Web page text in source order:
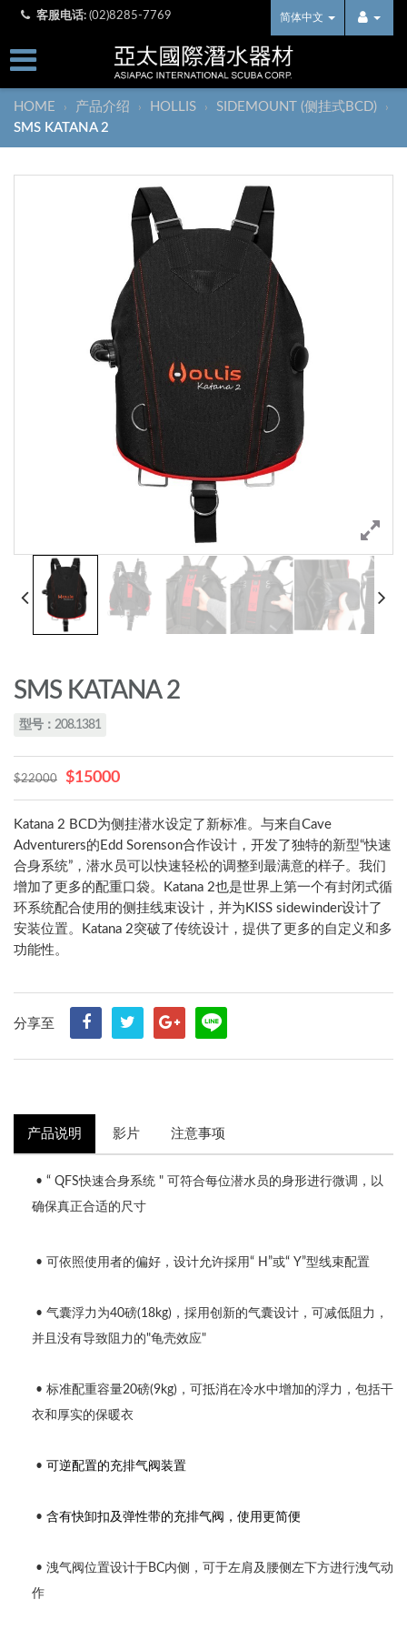
客服电话: (02)8285-7769 简体中文
HOME › 产品介绍 › HOLLIS › SIDEMOUNT (侧挂式BCD) ›
SMS KATANA 2
SMS KATANA 2
型号：208.1381
$22000 $15000
Katana 2 BCD为侧挂潜水设定了新标准。与来自Cave
Adventurers的Edd Sorenson合作设计，开发了独特的新型“快速
合身系统”，潜水员可以快速轻松的调整到最满意的样子。我们
增加了更多的配重口袋。Katana 2也是世界上第一个有封闭式循
环系统配合使用的侧挂线束设计，并为KISS sidewinder设计了
安装位置。Katana 2突破了传统设计，提供了更多的自定义和多
功能性。
分享至
产品说明 影片 注意事项
• “ QFS快速合身系统 " 可符合每位潜水员的身形进行微调，以
确保真正合适的尺寸
• 可依照使用者的偏好，设计允许採用“ H”或“ Y”型线束配置
• 气囊浮力为40磅(18kg)，採用创新的气囊设计，可减低阻力，
并且没有导致阻力的"龟壳效应"
• 标准配重容量20磅(9kg)，可抵消在冷水中增加的浮力，包括干
衣和厚实的保暖衣
• 可逆配置的充排气阀装置
• 含有快卸扣及弹性带的充排气阀，使用更简便
• 洩气阀位置设计于BC内侧，可于左肩及腰侧左下方进行洩气动
作